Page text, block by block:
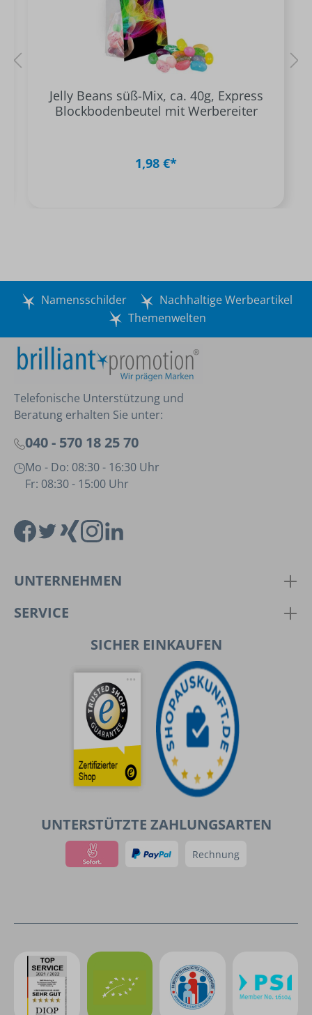
Jelly Beans süß-Mix, ca. 40g, Express
Blockbodenbeutel mit Werbereiter
1,98 €*
Namensschilder
Nachhaltige Werbeartikel
Themenwelten
Telefonische Unterstützung und
Beratung erhalten Sie unter:
040 - 570 18 25 70
Mo - Do: 08:30 - 16:30 Uhr
Fr: 08:30 - 15:00 Uhr
UNTERNEHMEN
SERVICE
SICHER EINKAUFEN
UNTERSTÜTZTE ZAHLUNGSARTEN
Rechnung